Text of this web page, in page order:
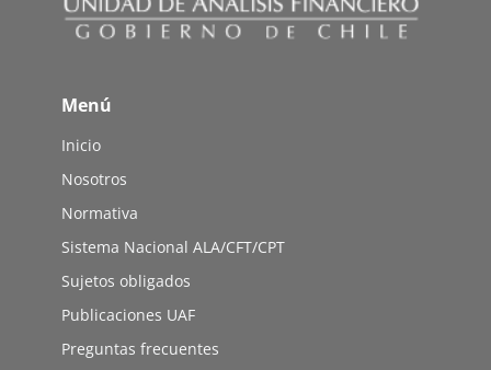
Menú
Inicio
Nosotros
Normativa
Sistema Nacional ALA/CFT/CPT
Sujetos obligados
Publicaciones UAF
Preguntas frecuentes